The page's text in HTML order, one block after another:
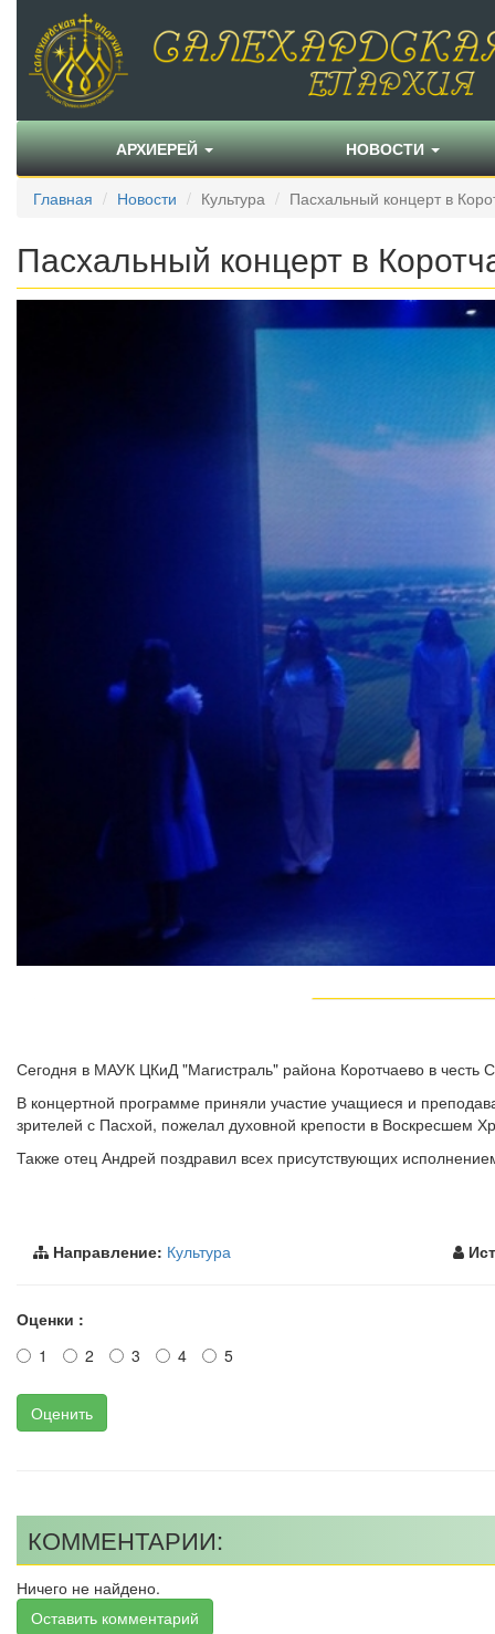
АРХИЕРЕЙ НОВОСТИ
Главная Новости Культура Пасхальный концерт в
Пасхальный концерт в
Сегодня в МАУК ЦКиД "Магистраль" района Коротчаево в честь
В концертной программе приняли участие учащиеся и
зрителей с Пасхой, пожелал духовной крепости в Воскресшем
Также отец Андрей поздравил всех присутствующих
Направление: Культура
Оценки :
1
2 3 4 5
Оценить
КОММЕНТАРИИ:
Ничего не найдено.
Оставить комментарий